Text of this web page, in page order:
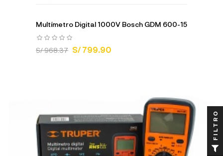
Multímetro Digital 1000V Bosch GDM 600-15
S/ 968.37 S/ 799.90
FILTRO